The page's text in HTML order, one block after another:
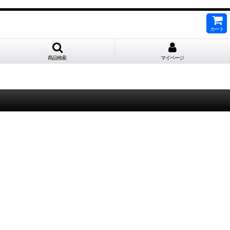
カート
商品検索 マイページ